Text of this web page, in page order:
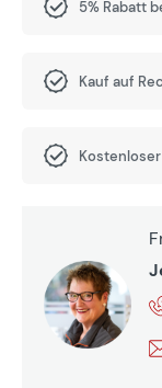
5% Rabatt
Kauf auf